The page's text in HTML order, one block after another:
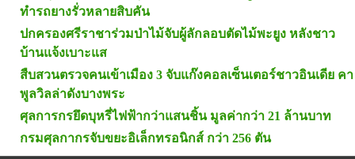
ทำรถยางรั่วหลายสิบคัน
ปกครองศรีราชาร่วมป่าไม้จับผู้ลักลอบตัดไม้พะยูง หลังชาว
บ้านแจ้งเบาะแส
สืบสวนตรวจคนเข้าเมือง 3 จับแก๊งคอลเซ็นเตอร์ชาวอินเดีย คา
พูลวิลล่าดังบางพระ
ศุลการกรยึดบุหรี่ไฟฟ้ากว่าแสนชิ้น มูลค่ากว่า 21 ล้านบาท
กรมศุลกากรจับขยะอิเล็กทรอนิกส์ กว่า 256 ตัน